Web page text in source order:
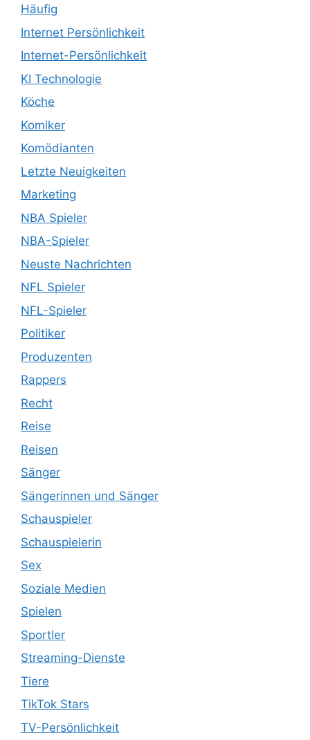
Häufig
Internet Persönlichkeit
Internet-Persönlichkeit
KI Technologie
Köche
Komiker
Komödianten
Letzte Neuigkeiten
Marketing
NBA Spieler
NBA-Spieler
Neuste Nachrichten
NFL Spieler
NFL-Spieler
Politiker
Produzenten
Rappers
Recht
Reise
Reisen
Sänger
Sängerinnen und Sänger
Schauspieler
Schauspielerin
Sex
Soziale Medien
Spielen
Sportler
Streaming-Dienste
Tiere
TikTok Stars
TV-Persönlichkeit